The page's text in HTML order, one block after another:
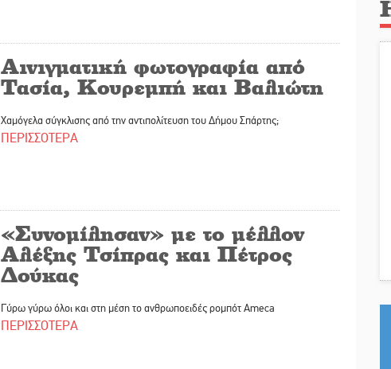
Αινιγματική φωτογραφία από
Τασία, Κουρεμπή και Βαλιώτη
Χαμόγελα σύγκλισης από την αντιπολίτευση του Δήμου Σπάρτης;
ΠΕΡΙΣΣΟΤΕΡΑ
«Συνομίλησαν» με το μέλλον
Αλέξης Τσίπρας και Πέτρος
Δούκας
Γύρω γύρω όλοι και στη μέση το ανθρωποειδές ρομπότ Ameca
ΠΕΡΙΣΣΟΤΕΡΑ